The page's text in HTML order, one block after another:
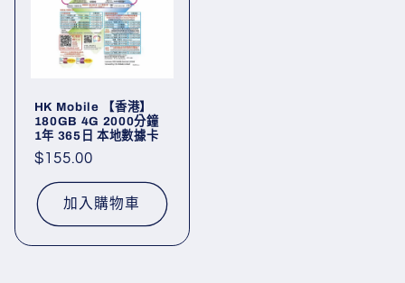
HK Mobile 【香港】
180GB 4G 2000分鐘
1年 365日 本地數據卡
定
價
$155.00
加入購物車